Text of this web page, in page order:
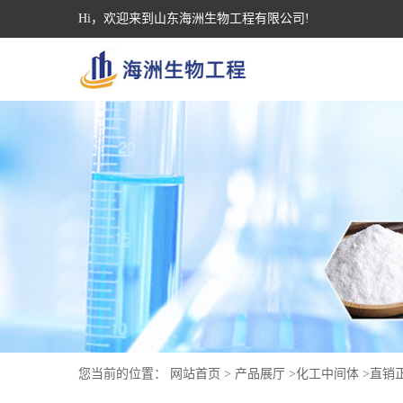
Hi，欢迎来到山东海洲生物工程有限公司!
您当前的位置： 网站首页 > 产品展厅 >化工中间体 > 直销